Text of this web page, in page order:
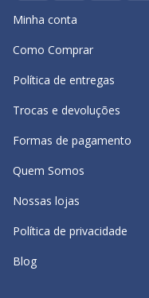
Minha conta
Como Comprar
Política de entregas
Trocas e devoluções
Formas de pagamento
Quem Somos
Nossas lojas
Política de privacidade
Blog